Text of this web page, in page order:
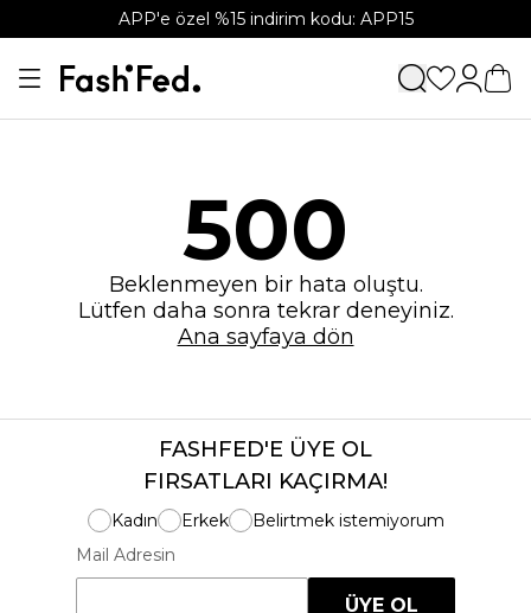
APP'e özel %15 indirim kodu: APP15
500
Beklenmeyen bir hata oluştu.
Lütfen daha sonra tekrar deneyiniz.
Ana sayfaya dön
FASHFED'E ÜYE OL
FIRSATLARI KAÇIRMA!
Kadın Erkek
Belirtmek istemiyorum
Mail Adresin
ÜYE OL